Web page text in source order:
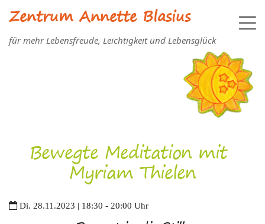
Zentrum Annette Blasius
für mehr Lebensfreude, Leichtigkeit und Lebensglück
Bewegte Meditation mit
Myriam Thielen
Di. 28.11.2023 | 18:30 - 20:00 Uhr